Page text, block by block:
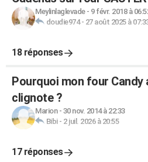
Meylinlaglevade- 9 févr. 2018 à
doudie974- 27 août 2025 à
18 réponses
Pourquoi mon four
clignote ?
Marion- 30 nov. 2014 à 22:33
Bibi- 2 juil. 2026 à 20:55
17 réponses